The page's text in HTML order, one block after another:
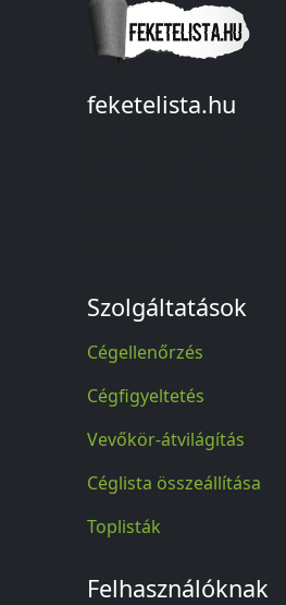
feketelista.hu
Szolgáltatások
Cégellenőrzés
Cégfigyeltetés
Vevőkör-átvilágítás
Céglista összeállítása
Toplisták
Felhasználóknak